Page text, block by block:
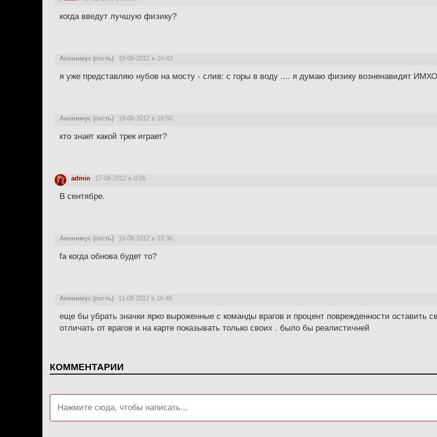
когда введут лучшую физику?
Анонимус (гость) 19-08-2012 в 10:43
я уже представляю нубов на мосту - слив: с горы в воду .... я думаю физику возненавидят ИМХО
Анонимус (гость) 18-08-2012 в 16:50
кто знает какой трек играет?
admin 17-08-2012 в 0:05
В сентябре.
Анонимус (гость) 16-08-2012 в 10:36
fа когда обнова будет то?
Анонимус (гость) 11-08-2012 в 16:48
еще бы убрать значки ярко выроженные с команды врагов и процент поврежденности оставить
отличать от врагов и на карте показывать только своих . было бы реалистичней
КОММЕНТАРИИ